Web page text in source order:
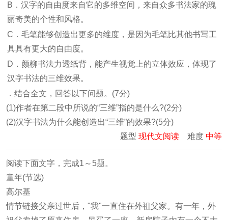
B．汉字的自由度来自它的多维空间，来自众多书法家的瑰
丽奇美的个性和风格。
C．毛笔能够创造出更多的维度，是因为毛笔比其他书写工
具具有更大的自由度。
D．颜柳书法力透纸背，能产生视觉上的立体效应，体现了
汉字书法的三维效果。
．结合全文，回答以下问题。(7分)
(1)作者在第二段中所说的“三维”指的是什么?(2分)
(2)汉字书法为什么能创造出“三维”的效果?(5分)
题型 现代文阅读 难度 中等
阅读下面文字，完成1～5题。
童年(节选)
高尔基
情节链接父亲过世后，"我"一直住在外祖父家。有一年，外